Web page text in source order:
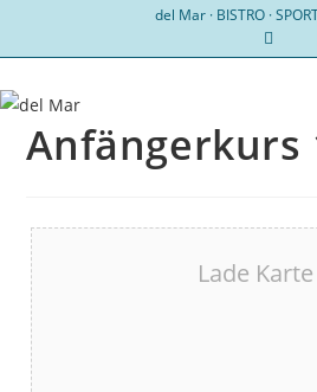
del Mar · BISTRO ·
Anfängerkurs
Lade Karte